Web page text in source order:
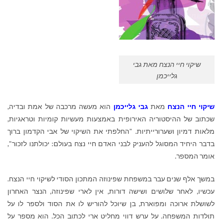
שיקוי חיי הנצח מאת גבי
גלייכמן
שיקוי חיי הנצח מאת גבי גלייכמן הוא מעשה מרכבה של אמת ובדיה,
שכתוב של ההיסטוריה האירופית באמצעות מעשיות קומיות וטראגיות,
מלאות דמיון ושערורייתיות. "החלפתי את השיקוי של אבי הקדמון ברוך
בדבר היחיד המסוגל להעניק לבני האדם חיי נצח בעולם: יכולתנו לזכור",
אומר המספר.
במשך אלף שנים עבר במשפחת שפינוזה המתכון הסודי לשיקוי חיי הנצח.
עכשיו, לאחר שלושים ושישה דורות, אין לארי שפינוזה, הנצר האחרון
לשושלת ארוכה ומפוארת, בן שיוכל להוריש לו את הסוד ולספר לו על
תולדות המשפחה. על ערש דווי מחליט ארי לכתוב הכל. הוא מספר על